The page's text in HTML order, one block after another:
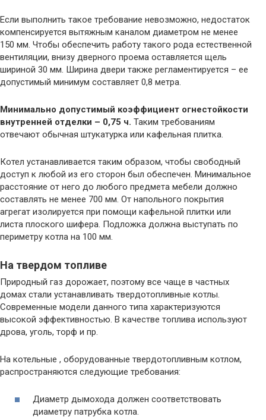
Если выполнить такое требование невозможно, недостаток
компенсируется вытяжным каналом диаметром не менее
150 мм. Чтобы обеспечить работу такого рода естественной
вентиляции, внизу дверного проема оставляется щель
шириной 30 мм. Ширина двери также регламентируется – ее
допустимый минимум составляет 0,8 метра.
Минимально допустимый коэффициент огнестойкости
внутренней отделки – 0,75 ч. Таким требованиям
отвечают обычная штукатурка или кафельная плитка.
Котел устанавливается таким образом, чтобы свободный
доступ к любой из его сторон был обеспечен. Минимальное
расстояние от него до любого предмета мебели должно
составлять не менее 700 мм. От напольного покрытия
агрегат изолируется при помощи кафельной плитки или
листа плоского шифера. Подложка должна выступать по
периметру котла на 100 мм.
На твердом топливе
Природный газ дорожает, поэтому все чаще в частных
домах стали устанавливать твердотопливные котлы.
Современные модели данного типа характеризуются
высокой эффективностью. В качестве топлива используют
дрова, уголь, торф и пр.
На котельные , оборудованные твердотопливным котлом,
распространяются следующие требования:
Диаметр дымохода должен соответствовать
диаметру патрубка котла.